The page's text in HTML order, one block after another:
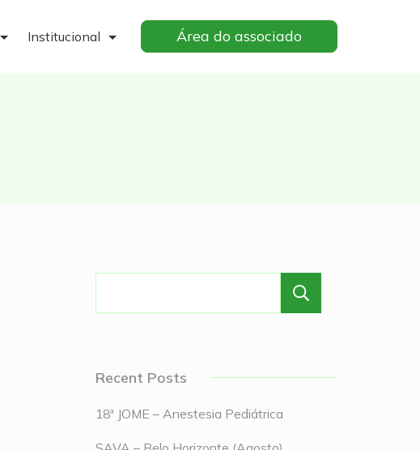
Institucional Área do associado
Recent Posts
18ª JOME – Anestesia Pediátrica